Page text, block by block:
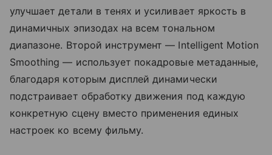
улучшает детали в тенях и усиливает яркость в
динамичных эпизодах на всем тональном
диапазоне. Второй инструмент — Intelligent Motion
Smoothing — использует покадровые метаданные,
благодаря которым дисплей динамически
подстраивает обработку движения под каждую
конкретную сцену вместо применения единых
настроек ко всему фильму.